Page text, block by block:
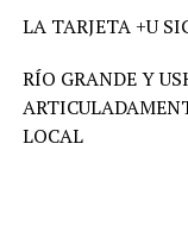
LA TARJETA +U
RÍO GRANDE Y
LOCAL